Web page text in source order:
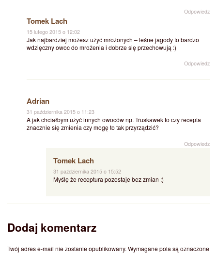
Odpowiedz
Tomek Lach
15 lutego 2015 o 12:02
Jak najbardziej możesz użyć mrożonych – leśne jagody to bardzo
wdzięczny owoc do mrożenia i dobrze się przechowują :)
Odpowiedz
Adrian
31 października 2015 o 11:23
A jak chciałbym użyć innych owoców np. Truskawek to czy recepta
znacznie się zmienia czy mogę to tak przyrządzić?
Odpowiedz
Tomek Lach
31 października 2015 o 15:52
Myślę że receptura pozostaje bez zmian :)
Dodaj komentarz
Twój adres e-mail nie zostanie opublikowany.Wymagane pola są oznaczone